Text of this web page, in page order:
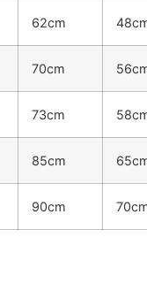
62cm
70cm
73cm
85cm
90cm